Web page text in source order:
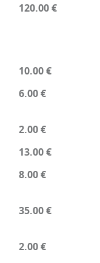
120.00 €
10.00 €
6.00 €
2.00 €
13.00 €
8.00 €
35.00 €
2.00 €